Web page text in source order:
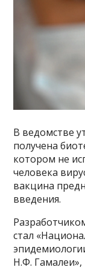
В ведомстве
получена
котором не
человека
вакцина
введения.
стал
Н.Ф.